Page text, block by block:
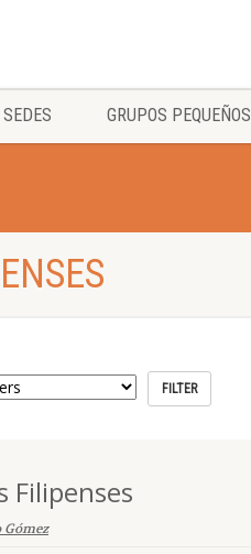
SEDES GRUPOS PEQUEÑOS
Filipenses
Gómez